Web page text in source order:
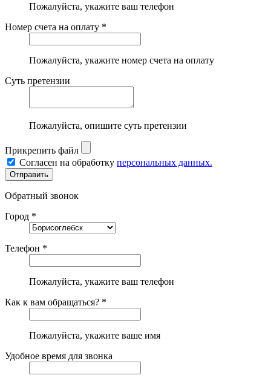
Пожалуйста, укажите ваш телефон
Номер счета на оплату *
Пожалуйста, укажите номер счета на оплату
Суть претензии
Пожалуйста, опишите суть претензии
Прикрепить файл
Согласен на обработку персональных данных.
Обратный звонок
Город *
Телефон *
Пожалуйста, укажите ваш телефон
Как к вам обращаться? *
Пожалуйста, укажите ваше имя
Удобное время для звонка